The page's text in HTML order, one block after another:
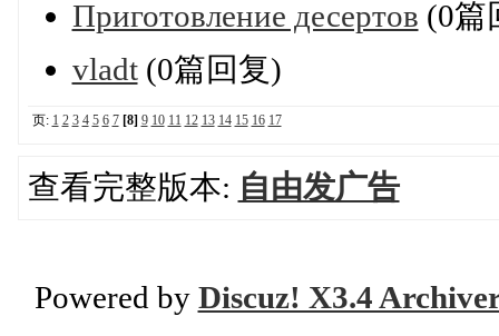
Приготовление десертов (0篇
vladt(0篇回复)
页: 1 2 3 4 5 6 7 [8] 9 10 11 12 13 14 15 16 17
查看完整版本: 自由发广告
Powered by Discuz! X3.4